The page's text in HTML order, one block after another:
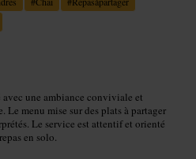
une ambiance conviviale et
menu mise sur des plats à partager
Le service est attentif et orienté
en solo.